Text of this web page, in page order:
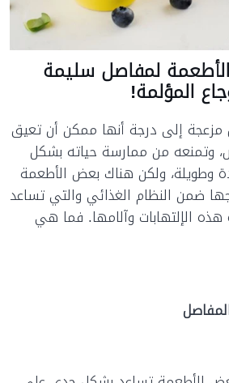
لمفاصل سليمة
المؤلمة!
مزعجة إلى درجة أنها ممكن أن تعيق
وتمنعه من ممارسة حياته بشكل
وطويلة، ولكن هناك بعض الأطعمة
ضمن النظام الغذائي والتي تساعد
الإلتهابات وآلامها. فما هي